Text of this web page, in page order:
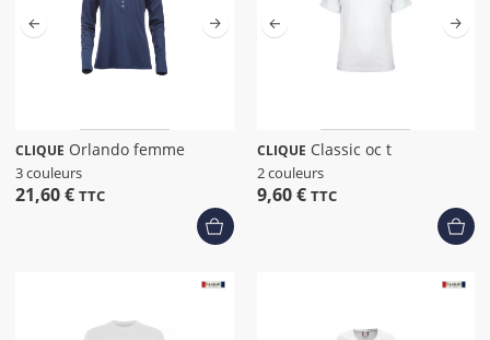
CLIQUE Orlando femme
3 couleurs
21,60 € TTC
CLIQUE Classic oc t
2 couleurs
9,60 € TTC